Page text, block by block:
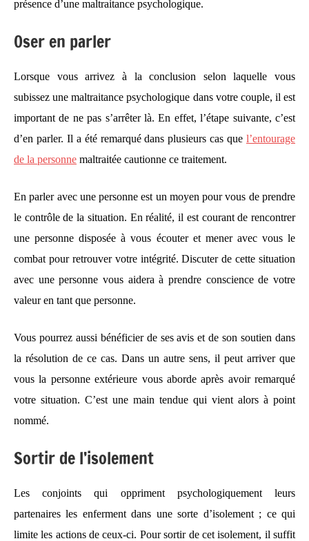
présence d’une maltraitance psychologique.
Oser en parler
Lorsque vous arrivez à la conclusion selon laquelle vous
subissez une maltraitance psychologique dans votre couple, il est
important de ne pas s’arrêter là. En effet, l’étape suivante, c’est
d’en parler. Il a été remarqué dans plusieurs cas que l’entourage
de la personne maltraitée cautionne ce traitement.
En parler avec une personne est un moyen pour vous de prendre
le contrôle de la situation. En réalité, il est courant de rencontrer
une personne disposée à vous écouter et mener avec vous le
combat pour retrouver votre intégrité. Discuter de cette situation
avec une personne vous aidera à prendre conscience de votre
valeur en tant que personne.
Vous pourrez aussi bénéficier de ses avis et de son soutien dans
la résolution de ce cas. Dans un autre sens, il peut arriver que
vous la personne extérieure vous aborde après avoir remarqué
votre situation. C’est une main tendue qui vient alors à point
nommé.
Sortir de l’isolement
Les conjoints qui oppriment psychologiquement leurs
partenaires les enferment dans une sorte d’isolement ; ce qui
limite les actions de ceux-ci. Pour sortir de cet isolement, il suffit